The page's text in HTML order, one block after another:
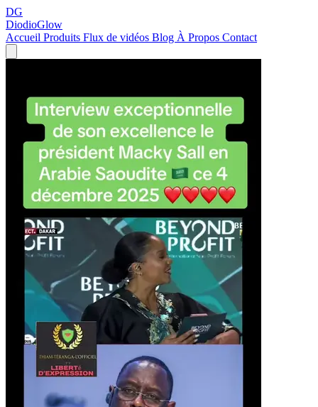
DG
DiodioGlow
Accueil Produits Flux de vidéos Blog À Propos Contact